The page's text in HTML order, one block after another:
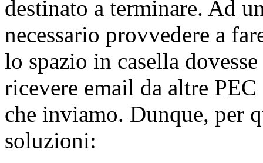
destinato a terminare. Ad
necessario provvedere a
lo spazio in casella
ricevere email da altre
che inviamo. Dunque, per
soluzioni: